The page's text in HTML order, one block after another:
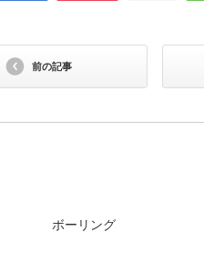
前の記事
ボーリング